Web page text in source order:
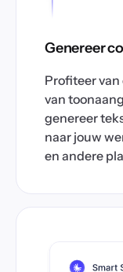
Genereer
Profiteer
van
genereer
naar jouw
en andere